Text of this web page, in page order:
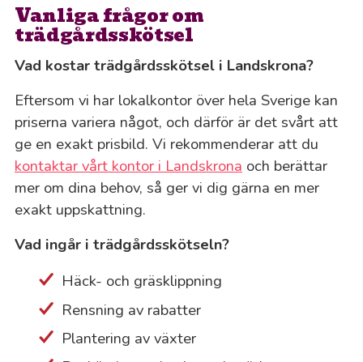
Vanliga frågor om
trädgårdsskötsel
Vad kostar trädgårdsskötsel i Landskrona?
Eftersom vi har lokalkontor över hela Sverige kan
priserna variera något, och därför är det svårt att
ge en exakt prisbild. Vi rekommenderar att du
kontaktar vårt kontor i Landskrona och berättar
mer om dina behov, så ger vi dig gärna en mer
exakt uppskattning.
Vad ingår i trädgårdsskötseln?
Häck- och gräsklippning
Rensning av rabatter
Plantering av växter